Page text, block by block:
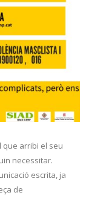
que arribi el seu
necessitar.
escrita, ja
de